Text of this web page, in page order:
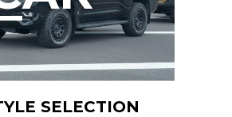
SELECTION